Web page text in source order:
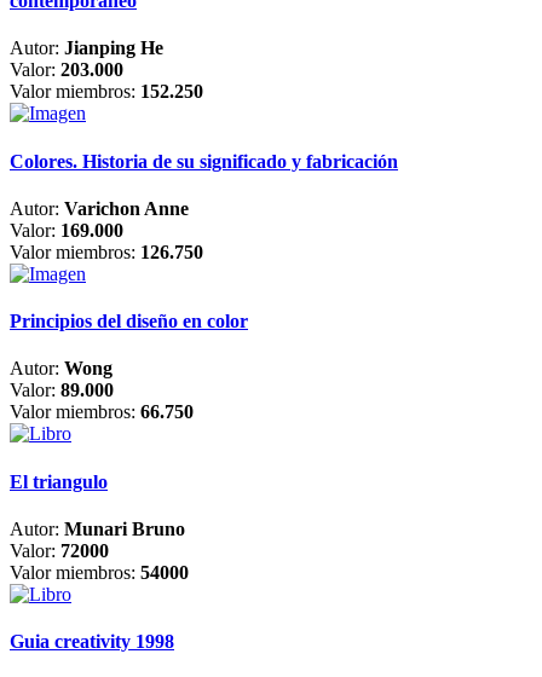
Autor: Jianping He
Valor: 203.000
Valor miembros: 152.250
Colores. Historia de su significado y fabricación
Autor: Varichon Anne
Valor: 169.000
Valor miembros: 126.750
Principios del diseño en color
Autor: Wong
Valor: 89.000
Valor miembros: 66.750
El triangulo
Autor: Munari Bruno
Valor: 72000
Valor miembros: 54000
Guia creativity 1998